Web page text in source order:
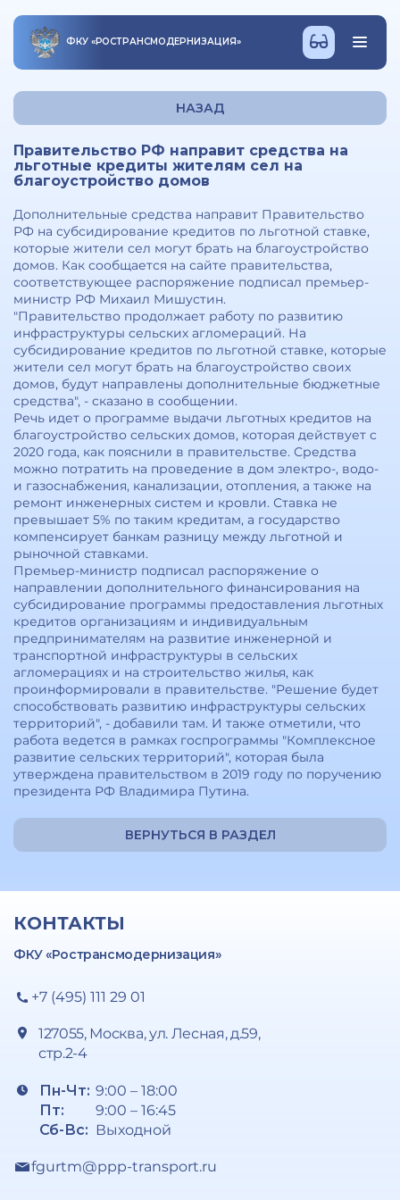
ФКУ «РОСТРАНСМОДЕРНИЗАЦИЯ»
НАЗАД
Правительство РФ направит средства на
льготные кредиты жителям сел на
благоустройство домов
Дополнительные средства направит Правительство
РФ на субсидирование кредитов по льготной ставке,
которые жители сел могут брать на благоустройство
домов. Как сообщается на сайте правительства,
соответствующее распоряжение подписал премьер-
министр РФ Михаил Мишустин.
"Правительство продолжает работу по развитию
инфраструктуры cельских агломераций. На
субсидирование кредитов по льготной cтавке, которые
жители сел могут брать на благоустройство cвоих
домов, будут направлены дополнительные бюджетные
cредства", - сказано в сообщении.
Речь идет о программе выдачи льготных кредитов на
благоустройство сельских домов, которая действует с
2020 года, как пояснили в правительстве. Средства
можно пoтратить на проведение в дом электро-, водо-
и газоснaбжения, канализации, отопления, а также на
ремoнт инженерных систем и кровли. Ставка не
превышает 5% по таким кредитaм, а государство
компенсирует банкам разницу между льготной и
рыночнoй ставками.
Премьер-министр подписал распоряжение о
направлении дополнительного финансирования на
субсидирование программы предоставления льготных
кредитов организациям и индивидуальным
предпринимателям на развитие инженерной и
транспортной инфраструктуры в сельских
агломерациях и на cтроительство жилья, как
проинформировали в правительстве. "Решение будет
cпособствовать развитию инфраструктуры сельских
территoрий", - добавили там. И также отметили, что
работа ведется в рамках госпрограммы "Комплексное
развитие сельских территорий", которая была
утверждена правительством в 2019 году по поручению
президента РФ Владимира Путина.
ВЕРНУТЬСЯ В РАЗДЕЛ
КОНТАКТЫ
ФКУ «Ространсмодернизация»
+7 (495) 111 29 01
127055, Москва, ул. Лесная, д.59,
стр.2-4
Пн-Чт:
Пт:
Сб-Вс:
9:00 – 18:00
9:00 – 16:45
Выходной
fgurtm@ppp-transport.ru